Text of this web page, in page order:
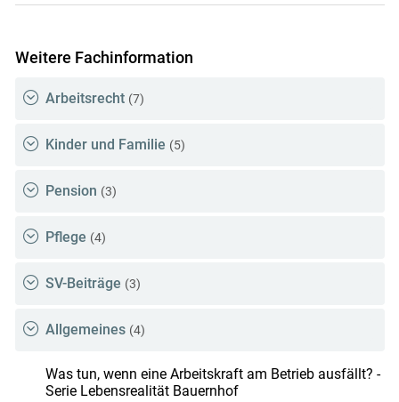
Weitere Fachinformation
Arbeitsrecht (7)
Kinder und Familie (5)
Pension (3)
Pflege (4)
SV-Beiträge (3)
Allgemeines (4)
Was tun, wenn eine Arbeitskraft am Betrieb ausfällt? -
Serie Lebensrealität Bauernhof